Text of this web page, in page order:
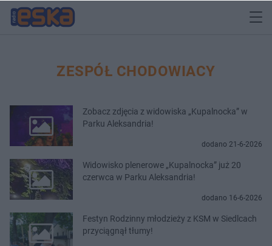
ZESPÓŁ CHODOWIACY
Zobacz zdjęcia z widowiska „Kupalnocka” w
Parku Aleksandria!
dodano 21-6-2026
Widowisko plenerowe „Kupalnocka” już 20
czerwca w Parku Aleksandria!
dodano 16-6-2026
Festyn Rodzinny młodzieży z KSM w Siedlcach
przyciągnął tłumy!